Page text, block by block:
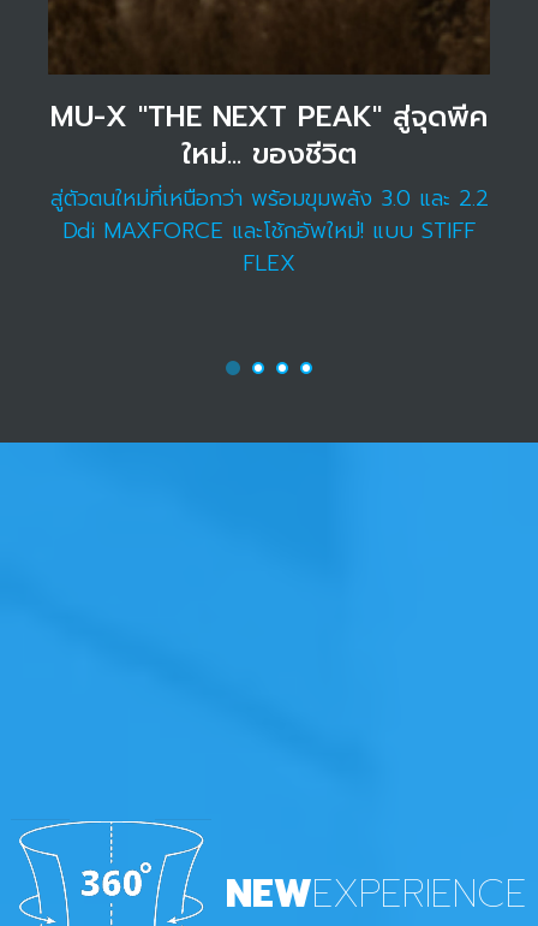
MU-X "THE NEXT PEAK" สู่จุดพีค
ใหม่... ของชีวิต
สู่ตัวตนใหม่ที่เหนือกว่า พร้อมขุมพลัง 3.0 และ 2.2
Ddi MAXFORCE และโช้กอัพใหม่! แบบ STIFF
FLEX
NEWEXPERIENCE